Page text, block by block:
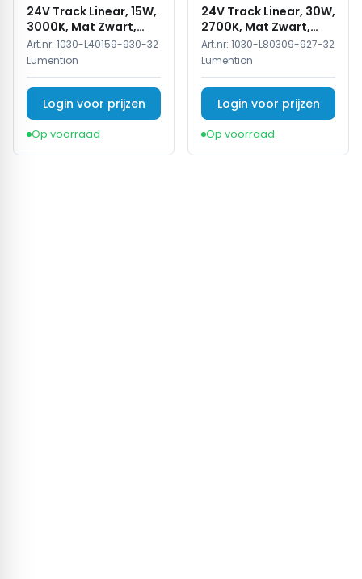
24V Track Linear, 15W,
3000K, Mat Zwart,
Dimbaar
Art.nr: 1030-L40159-930-32
Lumention
Login voor prijzen
Op voorraad
24V Track Linear, 30W,
2700K, Mat Zwart,
Dimbaar
Art.nr: 1030-L80309-927-32
Lumention
Login voor prijzen
Op voorraad